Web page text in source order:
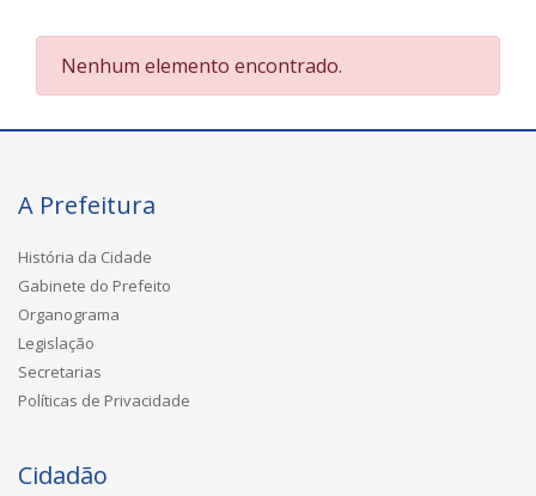
Nenhum elemento encontrado.
A Prefeitura
História da Cidade
Gabinete do Prefeito
Organograma
Legislação
Secretarias
Políticas de Privacidade
Cidadão